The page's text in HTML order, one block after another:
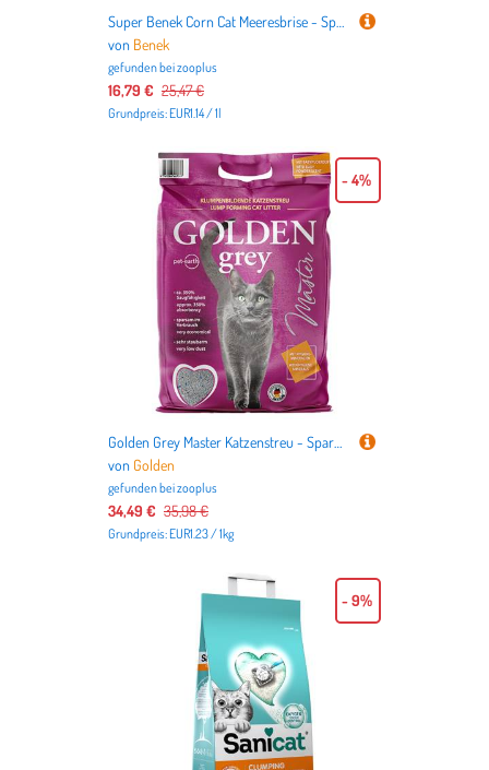
Super Benek Corn Cat Meeresbrise - Sparpaket: 3 x 7 l (ca. 13,2 kg)
von Benek
gefunden beizooplus
16,79 € 25,47 €
Grundpreis: EUR1.14 / 1l
Golden Grey Master Katzenstreu - Sparpaket: 2 x 14 kg
von Golden
gefunden beizooplus
34,49 € 35,98 €
Grundpreis: EUR1.23 / 1kg
- 4%
- 9%